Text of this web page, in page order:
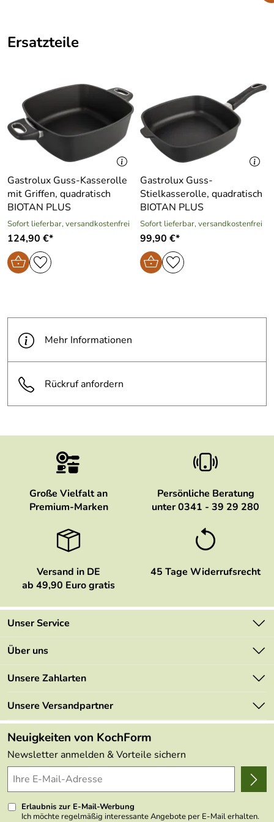
Ersatzteile
Gastrolux Guss-Kasserolle
mit Griffen, quadratisch
BIOTAN PLUS
Sofort lieferbar, versandkostenfrei
124,90 €*
Gastrolux Guss-
Stielkasserolle, quadratisch
BIOTAN PLUS
Sofort lieferbar, versandkostenfrei
99,90 €*
Mehr Informationen
Rückruf anfordern
Große Vielfalt an
Premium-Marken
Persönliche Beratung
unter 0341 - 39 29 280
Versand in DE
ab 49,90 Euro gratis
45 Tage Widerrufsrecht
Unser Service
Kontakt
Mehrwertsteuerfrei
Retourenportal
FAQs
Lieferbedingungen
Delivery Terms
Kundenlogin
Über uns
Marken
Angebote
Made in Germany
Themen
Wir über uns
Presse
Unsere Zahlarten
Unsere Versandpartner
Neuigkeiten von KochForm
Newsletter anmelden & Vorteile sichern
Erlaubnis zur E-Mail-Werbung
Ich möchte regelmäßig interessante Angebote per E-Mail erhalten.